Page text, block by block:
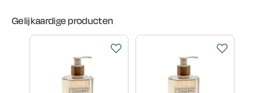
Gelijkaardige producten